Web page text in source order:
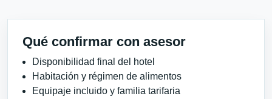
Qué confirmar con asesor
Disponibilidad final del hotel
Habitación y régimen de alimentos
Equipaje incluido y familia tarifaria